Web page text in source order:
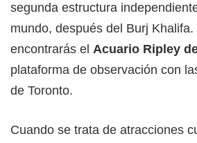
segunda estructura
mundo, después del Burj
encontrarás el Acuario Ripley
plataforma de observación con
de Toronto.
Cuando se trata de atracciones